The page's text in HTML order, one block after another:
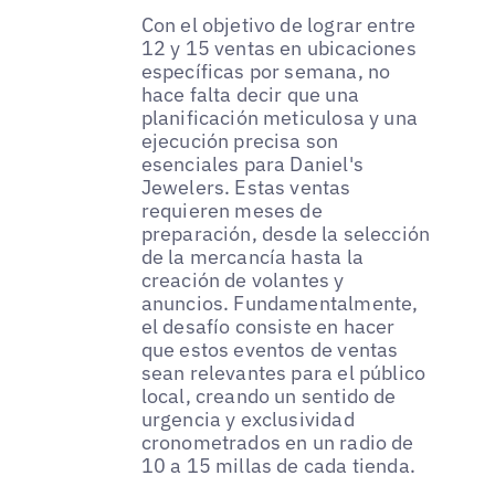
Con el objetivo de lograr entre
12 y 15 ventas en ubicaciones
específicas por semana, no
hace falta decir que una
planificación meticulosa y una
ejecución precisa son
esenciales para Daniel's
Jewelers. Estas ventas
requieren meses de
preparación, desde la selección
de la mercancía hasta la
creación de volantes y
anuncios. Fundamentalmente,
el desafío consiste en hacer
que estos eventos de ventas
sean relevantes para el público
local, creando un sentido de
urgencia y exclusividad
cronometrados en un radio de
10 a 15 millas de cada tienda.